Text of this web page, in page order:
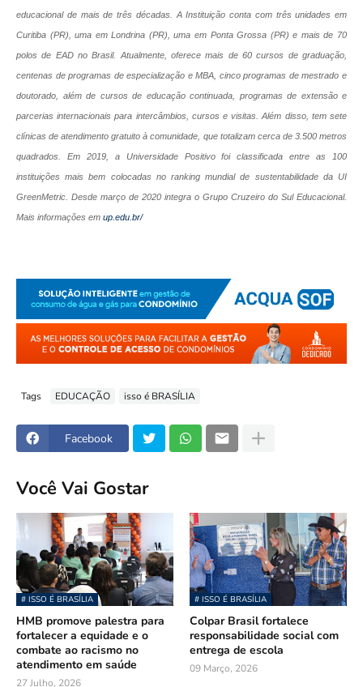
educacional de mais de três décadas. A Instituição conta com três unidades em
Curitiba (PR), uma em Londrina (PR), uma em Ponta Grossa (PR) e mais de 70
polos de EAD no Brasil. Atualmente, oferece mais de 60 cursos de graduação,
centenas de programas de especialização e MBA, cinco programas de mestrado e
doutorado, além de cursos de educação continuada, programas de extensão e
parcerias internacionais para intercâmbios, cursos e visitas. Além disso, tem sete
clínicas de atendimento gratuito à comunidade, que totalizam cerca de 3.500 metros
quadrados. Em 2019, a Universidade Positivo foi classificada entre as 100
instituições mais bem colocadas no ranking mundial de sustentabilidade da UI
GreenMetric. Desde março de 2020 integra o Grupo Cruzeiro do Sul Educacional.
Mais informações em up.edu.br/
Tags EDUCAÇÃO isso é BRASÍLIA
Facebook
Você Vai Gostar
# ISSO É BRASÍLIA
HMB promove palestra para
fortalecer a equidade e o
combate ao racismo no
atendimento em saúde
27 Julho, 2026
# ISSO É BRASÍLIA
Colpar Brasil fortalece
responsabilidade social com
entrega de escola
09 Março, 2026